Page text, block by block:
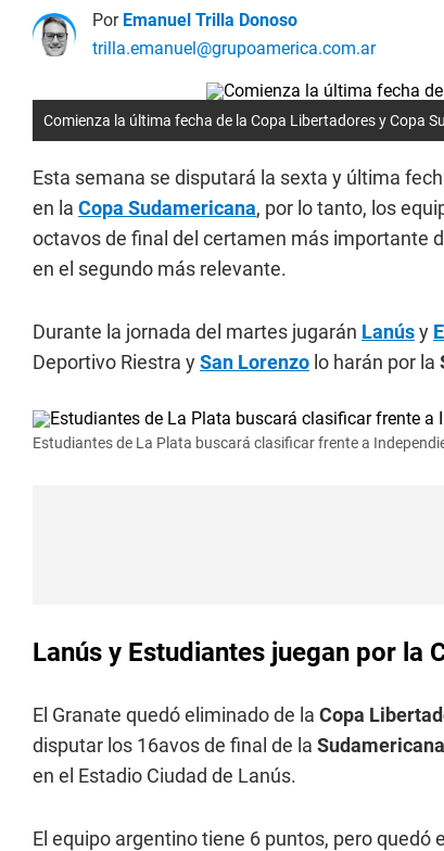
Por Emanuel Trilla Donoso
trilla.emanuel@grupoamerica.com.ar
Comienza la última fecha de la Copa Libertadores y Copa
Esta semana se disputará la sexta y última
en la Copa Sudamericana, por lo tanto, los
octavos de final del certamen más importante
en el segundo más relevante.
Durante la jornada del martes jugarán Lanúsy
Deportivo Riestra ySan Lorenzo lo harán por la
Estudiantes de La Plata buscará clasificar frente a
Lanús y Estudiantes juegan por la
El Granate quedó eliminado de la Copa
disputar los 16avos de final de la Sudamericana
en el Estadio Ciudad de Lanús.
El equipo argentino tiene 6 puntos, pero